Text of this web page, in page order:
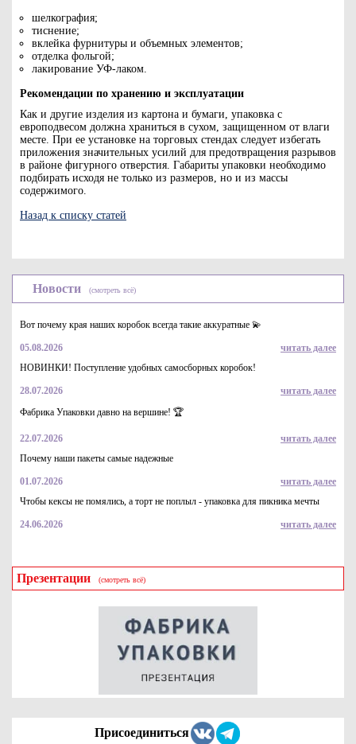
шелкография;
тиснение;
вклейка фурнитуры и объемных элементов;
отделка фольгой;
лакирование УФ-лаком.
Рекомендации по хранению и эксплуатации
Как и другие изделия из картона и бумаги, упаковка с
европодвесом должна храниться в сухом, защищенном от влаги
месте. При ее установке на торговых стендах следует избегать
приложения значительных усилий для предотвращения разрывов
в районе фигурного отверстия. Габариты упаковки необходимо
подбирать исходя не только из размеров, но и из массы
содержимого.
Назад к списку статей
Новости (смотреть всё)
Вот почему края наших коробок всегда такие аккуратные 💫
05.08.2026
читать далее
НОВИНКИ! Поступление удобных самосборных коробок!
28.07.2026
читать далее
Фабрика Упаковки давно на вершине! 🏆
22.07.2026
читать далее
Почему наши пакеты самые надежные
01.07.2026
читать далее
Чтобы кексы не помялись, а торт не поплыл - упаковка для пикника мечты
24.06.2026 читать далее
Презентации (смотреть всё)
Присоединиться